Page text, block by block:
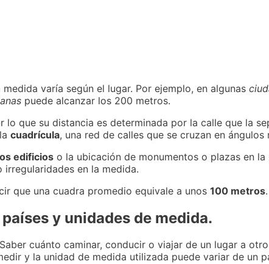
medida varía según el lugar. Por ejemplo, en algunas
puede alcanzar los 200 metros.
lo que su distancia es determinada por la calle que la
cuadrícula, una red de calles que se cruzan en ángulos
edificios o la ubicación de monumentos o plazas en la
en la medida.
que una cuadra promedio equivale a unos 100 metros.
y unidades de medida.
cuánto caminar, conducir o viajar de un lugar a
y la unidad de medida utilizada puede variar de un